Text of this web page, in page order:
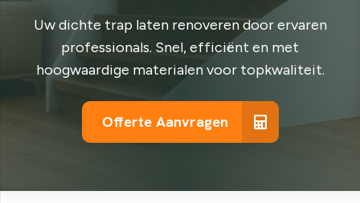
Uw dichte trap laten renoveren door ervaren
professionals. Snel, efficiënt en met
hoogwaardige materialen voor topkwaliteit.
Offerte Aanvragen